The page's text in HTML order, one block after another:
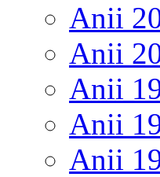
Anii
Anii
Anii
Anii
Anii